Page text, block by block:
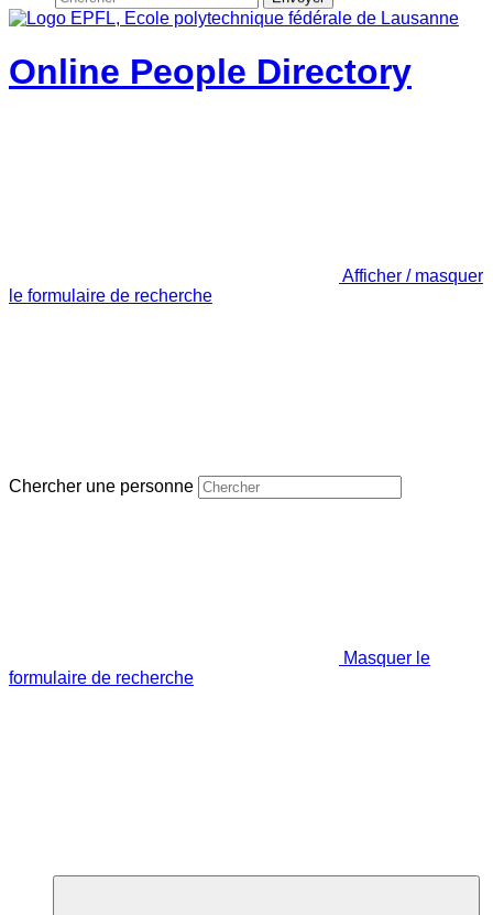
Online People Directory
Afficher / masquer
le formulaire de recherche
Chercher une personne
Masquer le
formulaire de recherche